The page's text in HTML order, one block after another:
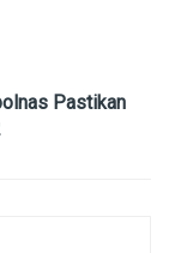
Pastikan